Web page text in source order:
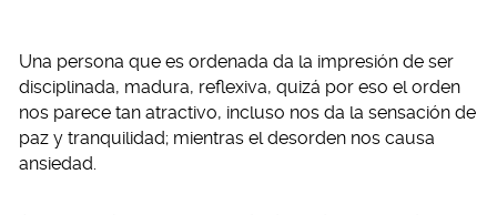
Una persona que es ordenada da la impresión de ser
disciplinada, madura, reflexiva, quizá por eso el orden
nos parece tan atractivo, incluso nos da la sensación de
paz y tranquilidad; mientras el desorden nos causa
ansiedad.